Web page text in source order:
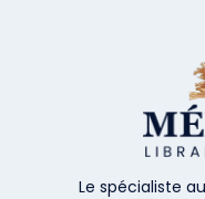
Le spécialiste